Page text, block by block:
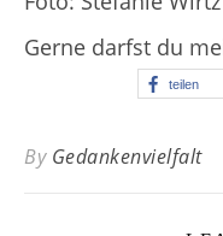
Gerne darfst du
teilen
By Gedankenvielfalt